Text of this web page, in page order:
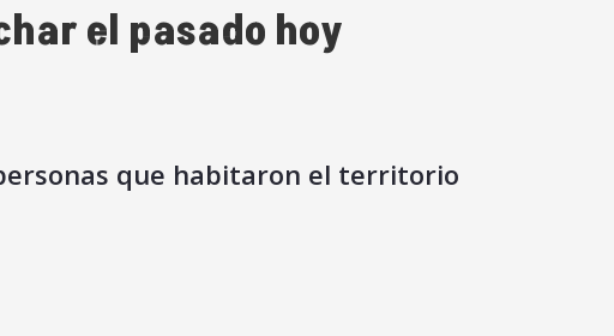
el pasado hoy
que habitaron el territorio